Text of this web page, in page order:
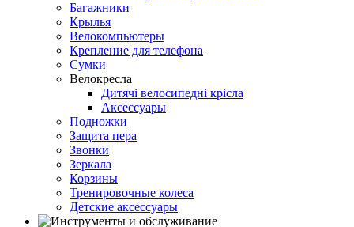
Багажники
Крылья
Велокомпьютеры
Крепление для телефона
Сумки
Велокресла
Дитячі велосипедні крісла
Аксессуары
Подножки
Защита пера
Звонки
Зеркала
Корзины
Тренировочные колеса
Детские аксессуары